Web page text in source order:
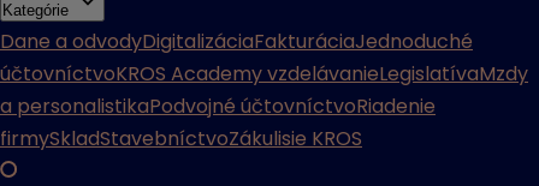
Kategórie
Dane a odvodyDigitalizáciaFakturáciaJednoduché
účtovníctvoKROS Academy vzdelávanieLegislatívaMzdy
a personalistikaPodvojné účtovníctvoRiadenie
firmySkladStavebníctvoZákulisie KROS